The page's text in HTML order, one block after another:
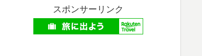
スポンサーリンク